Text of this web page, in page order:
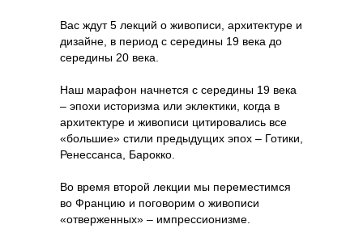
Вас ждут 5 лекций о живописи, архитектуре и
дизайне, в период с середины 19 века до
середины 20 века.
Наш марафон начнется с середины 19 века
– эпохи историзма или эклектики, когда в
архитектуре и живописи цитировались все
«большие» стили предыдущих эпох – Готики,
Ренессанса, Барокко.
Во время второй лекции мы переместимся
во Францию и поговорим о живописи
«отверженных» – импрессионизме.